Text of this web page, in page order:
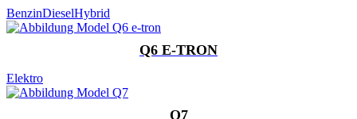
BenzinDieselHybrid
Q6 E-TRON
Elektro
Q7